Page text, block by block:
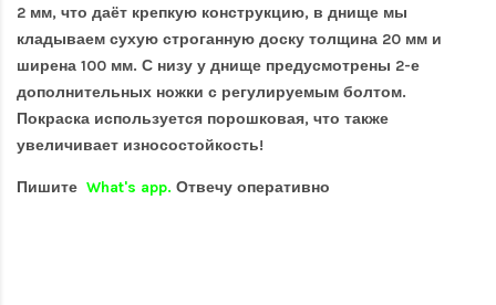
2 мм, что даёт крепкую конструкцию, в днище мы
кладываем сухую строганную доску толщина 20 мм и
ширена 100 мм. С низу у днище предусмотрены 2-е
дополнительных ножки с регулируемым болтом.
Покраска используется порошковая, что также
увеличивает износостойкость!
Пишите What's app. Отвечу оперативно